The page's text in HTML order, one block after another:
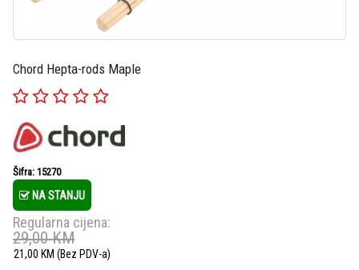
Chord Hepta-rods Maple
Šifra: 15270
NA STANJU
Regularna cijena:
29,00KM
21,00 KM (Bez PDV-a)